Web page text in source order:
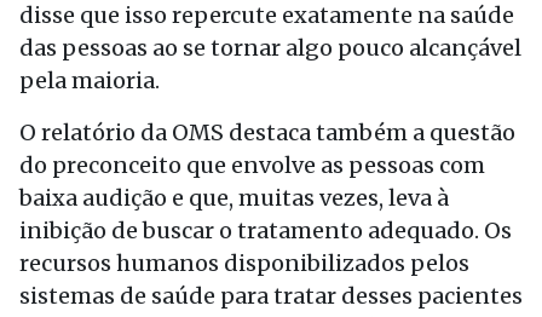
disse que isso repercute exatamente na saúde
das pessoas ao se tornar algo pouco alcançável
pela maioria.
O relatório da OMS destaca também a questão
do preconceito que envolve as pessoas com
baixa audição e que, muitas vezes, leva à
inibição de buscar o tratamento adequado. Os
recursos humanos disponibilizados pelos
sistemas de saúde para tratar desses pacientes